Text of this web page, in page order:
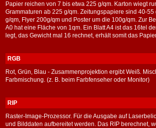
Papier reichen von 7 bis etwa 225 g/qm. Karton wiegt
Grammaturen ab 225 g/qm. Zeitungspapiere sind 40-
g/qm, Flyer 200g/qm und Poster um die 100g/qm. Zur
A0 hat eine Fläche von 1qm. Ein Blatt A4 ist das 16tel
legt, das Gewicht mal 16 rechnet, erhält somit das
RGB
Rot, Grün, Blau - Zusammenprojektion ergibt Weiß.
Farbmischung. (z. B. beim Farbfenseher oder Monitor)
RIP
Raster-Image-Prozessor. Für die Ausgabe auf
und Bilddaten aufbereitet werden. Das RIP berechnet,